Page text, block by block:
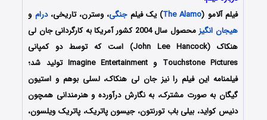
فیلم آلامو (The Alamo) یک فیلمجنگی، وسترن، تاریخی،درام و
هیجان انگیز
محصول سال 2004 کشور آمریکا به کارگردانی جان لی
هنکاک (John Lee Hancock) است که توسط دو کمپانی‌
Touchstone Pictures و Imagine Entertainment تولید شد؛
فیلمنامه این فیلم را نیز جان لی هنکاک، لسلی بوهم و استیون
گیگان به صورت مشترک، به نگارش درآورده و هنرمندانی همچون
دنیس کواید، بیلی باب تورنتون، جیسون پاتریک، پاتریک ویلسون،